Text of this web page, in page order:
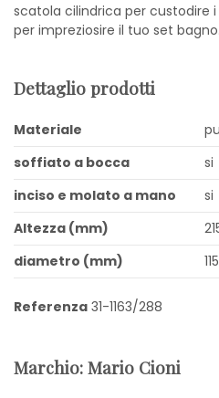
scatola cilindrica per custodire
per impreziosire il tuo set bagno.
Dettaglio prodotti
Materiale
soffiato a bocca
si
inciso e molato a mano
si
Altezza (mm)
diametro (mm)
115
Referenza 31-1163/288
Marchio: Mario Cioni